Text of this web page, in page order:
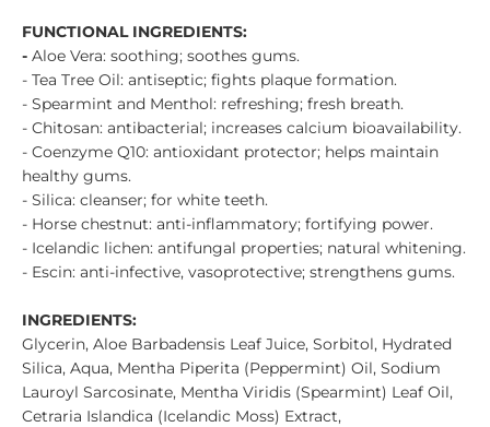
FUNCTIONAL INGREDIENTS:
- Aloe Vera: soothing; soothes gums.
- Tea Tree Oil: antiseptic; fights plaque formation.
- Spearmint and Menthol: refreshing; fresh breath.
- Chitosan: antibacterial; increases calcium bioavailability.
- Coenzyme Q10: antioxidant protector; helps maintain
healthy gums.
- Silica: cleanser; for white teeth.
- Horse chestnut: anti-inflammatory; fortifying power.
- Icelandic lichen: antifungal properties; natural whitening.
- Escin: anti-infective, vasoprotective; strengthens gums.
INGREDIENTS:
Glycerin, Aloe Barbadensis Leaf Juice, Sorbitol, Hydrated
Silica, Aqua, Mentha Piperita (Peppermint) Oil, Sodium
Lauroyl Sarcosinate, Mentha Viridis (Spearmint) Leaf Oil,
Cetraria Islandica (Icelandic Moss) Extract,